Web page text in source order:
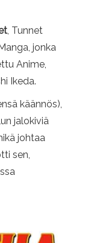
, Tunnet
jonka
Anime,
Ikeda.
käännös),
jalokiviä
johtaa
sen,